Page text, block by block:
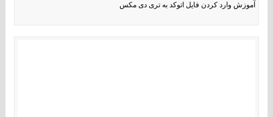
آموزش وارد کردن فایل اتوکد به تری دی مکس